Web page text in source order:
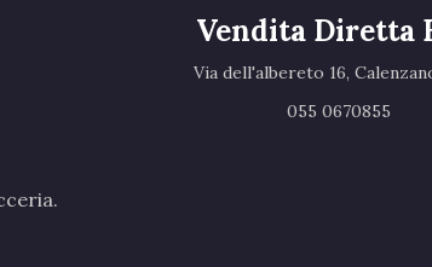
Vendita Diretta
Via dell'albereto 16,
055 0670855 ‎